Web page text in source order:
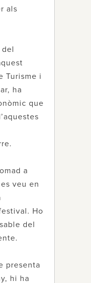
als
Turisme i
ha
que
a
veu en
Ho
del
presenta
hi ha